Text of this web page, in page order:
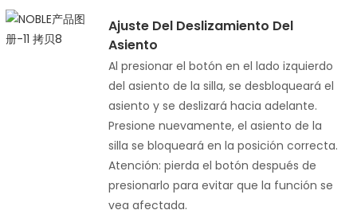
Ajuste Del Deslizamiento Del
Asiento
Al presionar el botón en el lado izquierdo
del asiento de la silla, se desbloqueará el
asiento y se deslizará hacia adelante.
Presione nuevamente, el asiento de la
silla se bloqueará en la posición correcta.
Atención: pierda el botón después de
presionarlo para evitar que la función se
vea afectada.